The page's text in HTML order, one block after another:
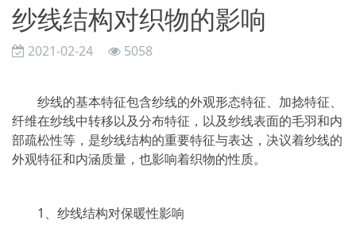
纱线结构对织物的影响
2021-02-24 5058
纱线的基本特征包含纱线的外观形态特征、加捻特征、
纤维在纱线中转移以及分布特征，以及纱线表面的毛羽和内
部疏松性等，是纱线结构的重要特征与表达，决议着纱线的
外观特征和内涵质量，也影响着织物的性质。
1、纱线结构对保暖性影响